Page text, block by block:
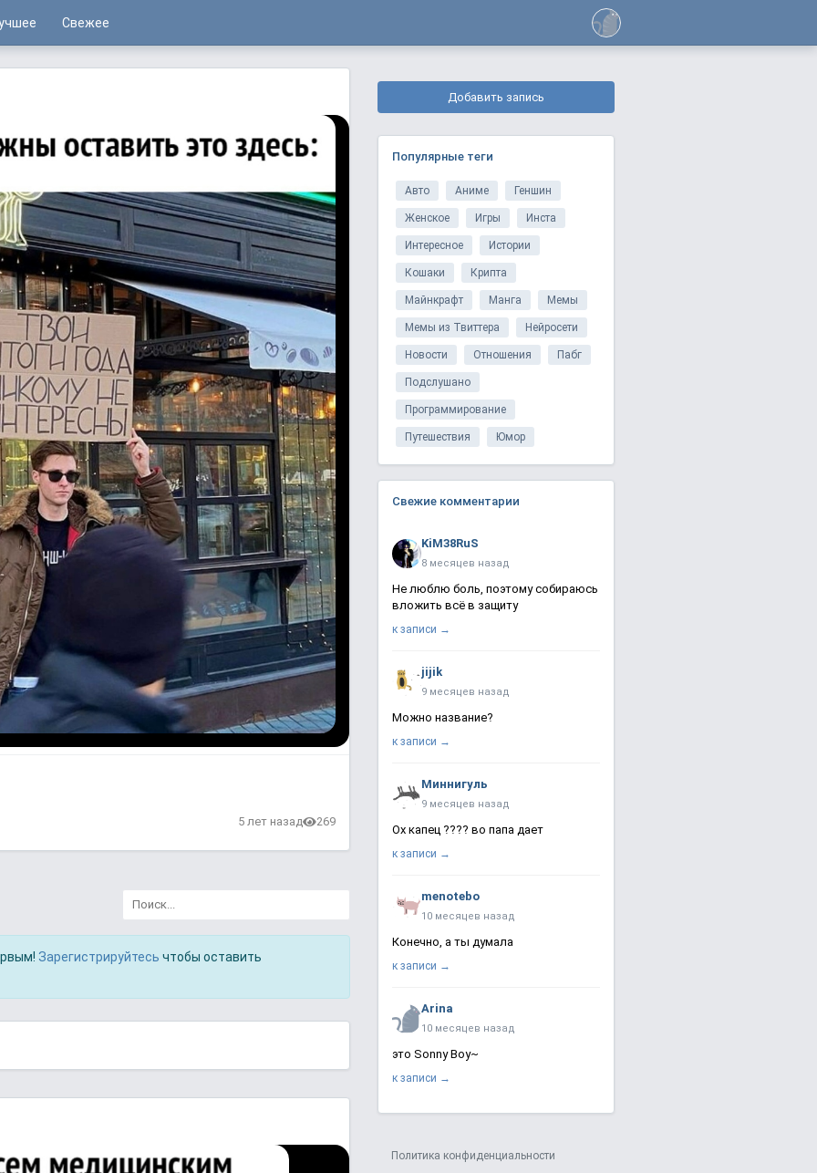
Свежее
5 лет назад 269
Зарегистрируйтесь чтобы оставить
Добавить запись
Популярные теги
Авто Аниме Геншин
Женское Игры Инста
Интересное Истории
Кошаки Крипта
Майнкрафт Манга Мемы
Мемы из Твиттера Нейросети
Новости Отношения Пабг
Подслушано
Программирование
Путешествия Юмор
Свежие комментарии
KiM38RuS
8 месяцев назад
Не люблю боль, поэтому собираюсь
вложить всё в защиту
к записи →
jijik
9 месяцев назад
Можно название?
к записи →
Миннигуль
9 месяцев назад
Ох капец ???? во папа дает
к записи →
menotebo
10 месяцев назад
Конечно, а ты думала
к записи →
Arina
10 месяцев назад
это Sonny Boy~
к записи →
Политика конфиденциальности